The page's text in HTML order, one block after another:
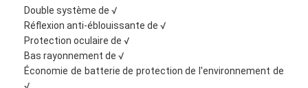
Double système de √
Réflexion anti-éblouissante de √
Protection oculaire de √
Bas rayonnement de √
Économie de batterie de protection de l'environnement de